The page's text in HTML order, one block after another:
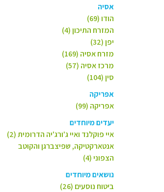
אסיה
הודו (69)
המזרח התיכון (4)
יפן (32)
מזרח אסיה (169)
מרכז אסיה (57)
סין (104)
אפריקה
אפריקה (99)
יעדים מיוחדים
איי פוקלנד ואיי ג'ורג'יה הדרומית (2)
אנטארקטיקה, שפיצברגן והקוטב
הצפוני (4)
נושאים מיוחדים
ביטוח נוסעים (26)